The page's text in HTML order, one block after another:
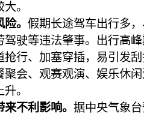
。
。 假期长途驾车出行多
驾驶等违法肇事。出行高
行、加塞穿插，易引发
聚会、观赛观演、娱乐休
。
不利影响。 据中央气象